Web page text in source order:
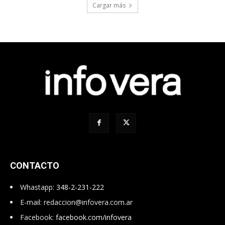
Cargar más
CONTACTO
Whastapp: 348-2-231-222
E-mail: redaccion@infovera.com.ar
Facebook: facebook.com/infovera